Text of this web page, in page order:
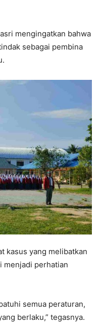
mengingatkan bahwa
sebagai pembina
kasus yang melibatkan
menjadi perhatian
semua peraturan,
berlaku,” tegasnya.